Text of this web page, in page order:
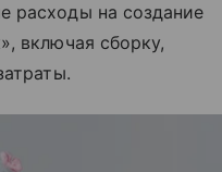
расходы на создание
включая сборку,